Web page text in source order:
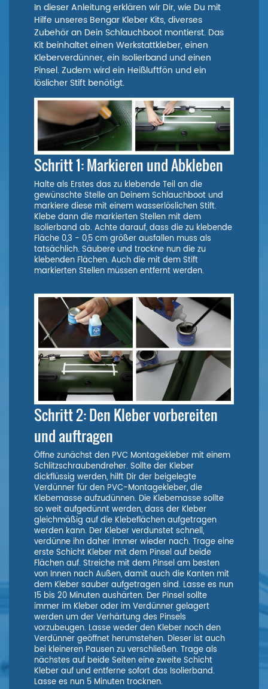
In dieser Anleitung erklären wir Dir, wie Du mit
Hilfe unseres Bengar Kleber Kits, diverses
Zubehör an Dein Schlauchboot montierst. Das
Kit beinhaltet einen Werkstattkleber, einen
Kleberverdünner, ein Isolierband und einen
Pinsel. Zudem wird ein Heißluftfön und ein
löslicher Stift benötigt.
Schritt 1: Markieren und Abkleben
Halte als Erstes das zu klebende Teil an die
gewünschte Stelle an Deinem Schlauchboot und
markiere diese mit einem wasserlöslichen Stift.
Klebe dann die markierten Stellen mit dem
Isolierband ab. Achte darauf, dass die zu klebende
Fläche 0,3 - 0,5 cm größer ausfallen muss als
tatsächlich. Säubere und trockne nun die zu
klebenden Flächen. Auch die mit dem Stift
markierten Stellen müssen entfernt werden.
Schritt 2: Den Kleber vorbereiten
und auftragen
Öffne zunächst den PVC Montagekleber mit einem
Schlitzschraubendreher. Sollte der Kleber
dickflüssig werden, hilft Dir der beigelegte
Verdünner für den PVC-Montagekleber, die
Klebemasse aufzudünnen. Die Klebemasse sollte
so weit aufgedünnt werden, dass der Kleber
gleichmäßig auf die Klebeflächen aufgetragen
werden kann. Der Kleber verdunstet schnell,
verdünne ihn daher immer wieder nach. Trage eine
erste Schicht Kleber mit dem Pinsel auf beide
Flächen auf. Streiche mit dem Pinsel am besten
von Innen nach Außen, damit auch die Kanten mit
dem Kleber sauber aufgetragen sind. Lasse es nun
15 bis 20 Minuten aushärten. Der Pinsel sollte
immer im Kleber oder im Verdünner gelagert
werden um der Verhärtung des Pinsels
vorzubeugen. Lasse weder den Kleber noch den
Verdünner geöffnet herumstehen. Dieser ist auch
bei kleineren Pausen zu verschließen. Trage als
nächstes auf beide Seiten eine zweite Schicht
Kleber auf und entferne sofort das Isolierband.
Lasse es nun 5 Minuten trocknen.